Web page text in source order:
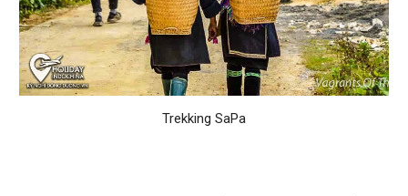
Trekking SaPa